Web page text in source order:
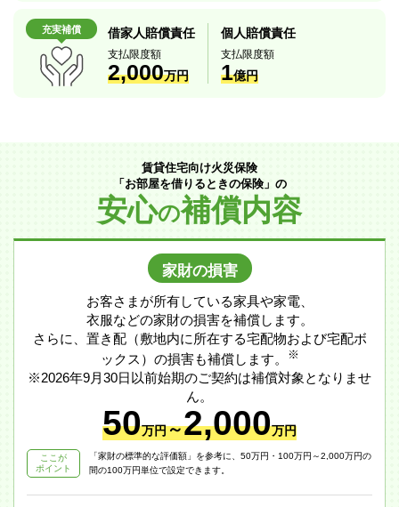
充実補償 借家人賠償責任
支払限度額
2,000万円
個人賠償責任
支払限度額
1億円
賃貸住宅向け火災保険
「お部屋を借りるときの保険」の
安心の補償内容
家財の損害
お客さまが所有している家具や家電、
衣服などの家財の損害を補償します。
さらに、置き配（敷地内に所在する宅配物および宅配ボ
ックス）の損害も補償します。
※
※2026年9月30日以前始期のご契約は補償対象となりませ
ん。
50万円～2,000万円
ここが
ポイント
「家財の標準的な評価額」を参考に、50万円・100万円～2,000万円の
間の100万円単位で設定できます。